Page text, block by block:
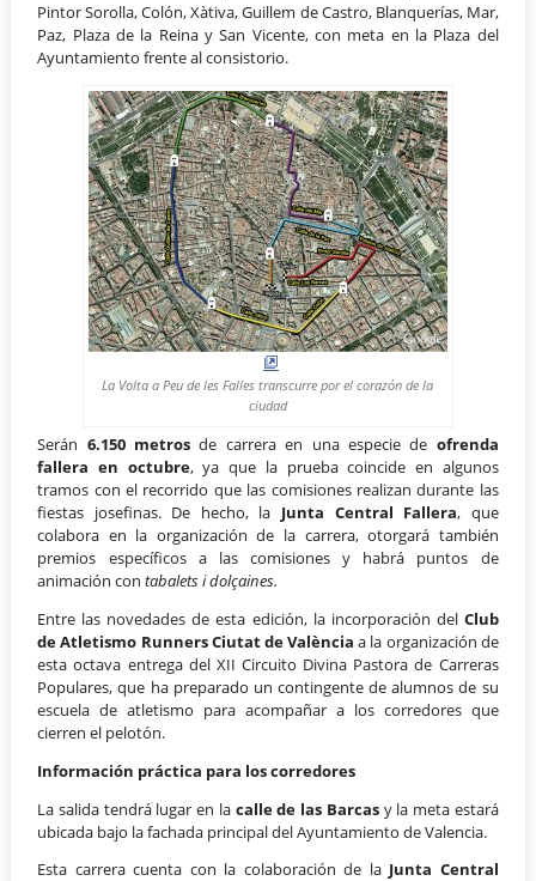
Pintor Sorolla, Colón, Xàtiva, Guillem de Castro, Blanquerías, Mar,
Paz, Plaza de la Reina y San Vicente, con meta en la Plaza del
Ayuntamiento frente al consistorio.
La Volta a Peu de les Falles transcurre por el corazón de la
ciudad
Serán 6.150 metros de carrera en una especie de ofrenda
fallera en octubre, ya que la prueba coincide en algunos
tramos con el recorrido que las comisiones realizan durante las
fiestas josefinas. De hecho, la Junta Central Fallera, que
colabora en la organización de la carrera, otorgará también
premios específicos a las comisiones y habrá puntos de
animación contabalets i dolçaines.
Entre las novedades de esta edición, la incorporación del Club
de Atletismo Runners Ciutat de València a la organización de
esta octava entrega del XII Circuito Divina Pastora de Carreras
Populares, que ha preparado un contingente de alumnos de su
escuela de atletismo para acompañar a los corredores que
cierren el pelotón.
Información práctica para los corredores
La salida tendrá lugar en la calle de las Barcasy la meta estará
ubicada bajo la fachada principal del Ayuntamiento de Valencia.
Esta carrera cuenta con la colaboración de la Junta Central